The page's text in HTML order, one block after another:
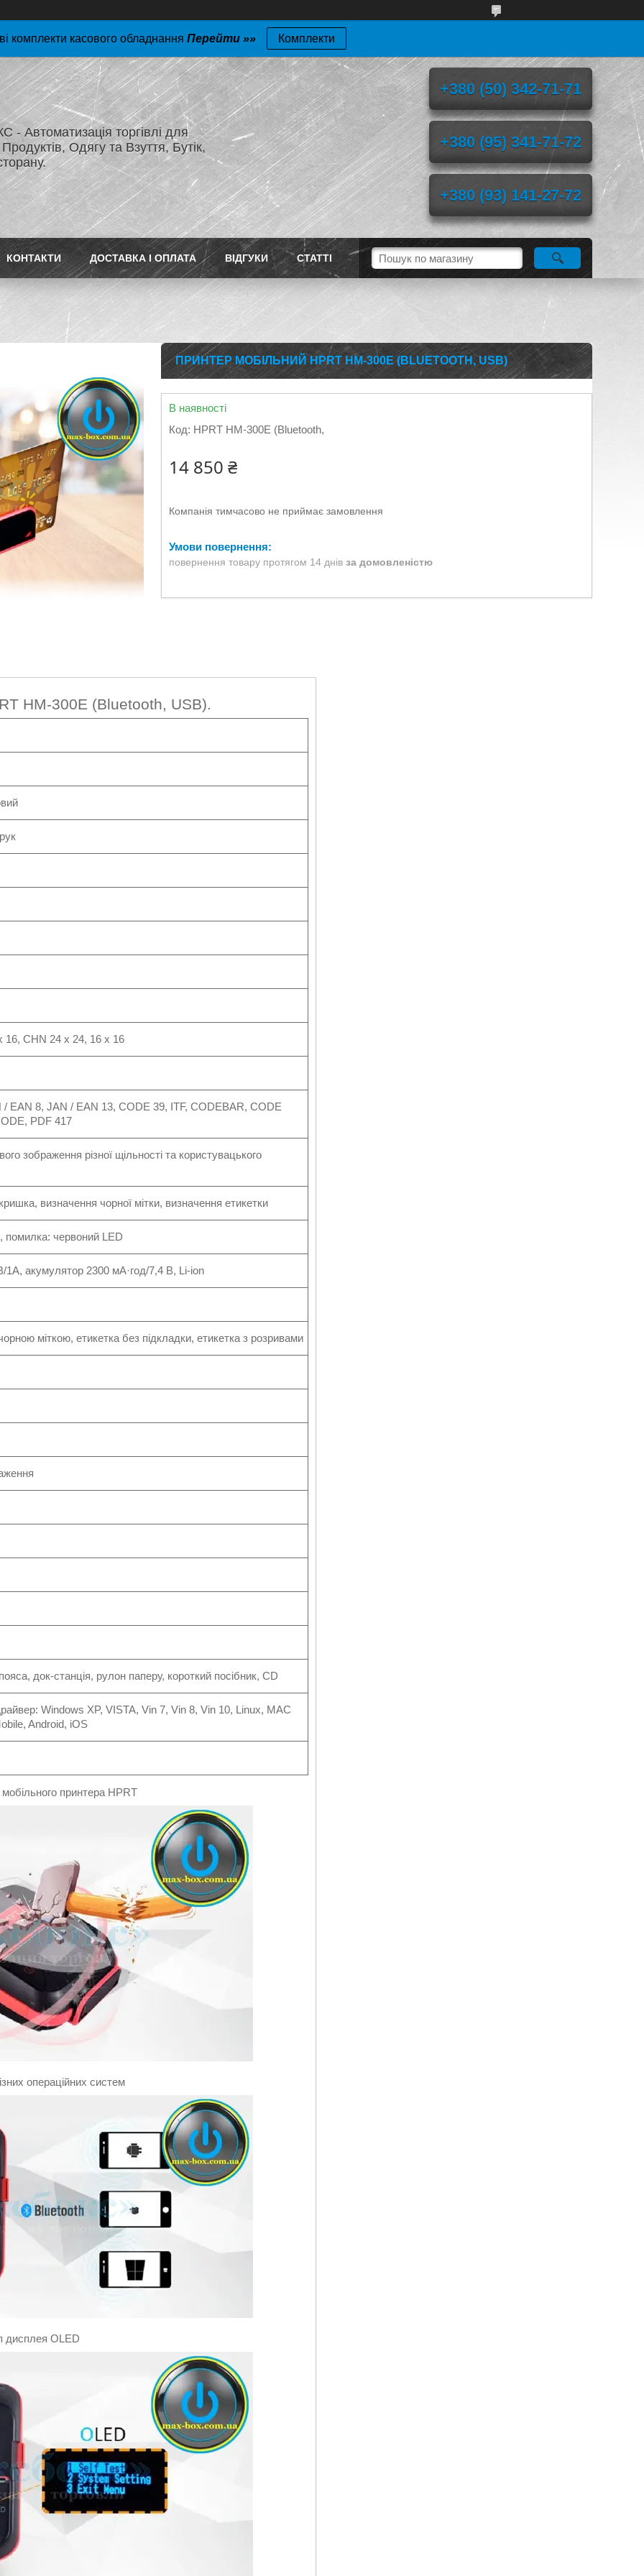
комплекти касового обладнання Перейти »» Комплекти
Автоматизація торгівлі для
Одягу та Взуття, Бутік,
+380 (50) 342-71-71
+380 (95) 341-71-72
+380 (93) 141-27-72
КОНТАКТИ ДОСТАВКА І ОПЛАТА ВІДГУКИ СТАТТІ
ПРИНТЕР МОБІЛЬНИЙ HPRT HM-300E (BLUETOOTH, USB)
В наявності
Код: HPRT HM-300E (Bluetooth,
14 850 ₴
Компанія тимчасово не приймає замовлення
повернення товару протягом 14 днів за домовленістю
HM-300E (Bluetooth, USB).
16, CHN 24 x 24, 16 x 16
EAN 8, JAN / EAN 13, CODE 39, ITF, CODEBAR, CODE
PDF 417
зображення різної щільності та користувацького
визначення чорної мітки, визначення етикетки
помилка: червоний LED
1A, акумулятор 2300 мА·год/7,4 В, Li-ion
чорною міткою, етикетка без підкладки, етикетка з розривами
док-станція, рулон паперу, короткий посібник, CD
Windows XP, VISTA, Vin 7, Vin 8, Vin 10, Linux, MAC
Android, iOS
принтера HPRT
операційних систем
дисплея OLED